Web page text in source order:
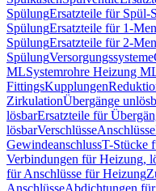
SpülungErsatzteile für Spül-
SpülungErsatzteile für 1-
SpülungErsatzteile für 2-
SpülungVersorgungssysteme
MLSystemrohre Heizung
FittingsKupplungen
ZirkulationÜbergänge
lösbarErsatzteile für
lösbarVerschlüsseAnschlüsse
GewindeanschlussT-Stücke
Verbindungen für Heizung,
für Anschlüsse für Heizung
AnschlüsseAbdichtungen